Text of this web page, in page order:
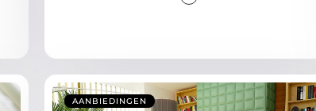
AANBIEDINGEN